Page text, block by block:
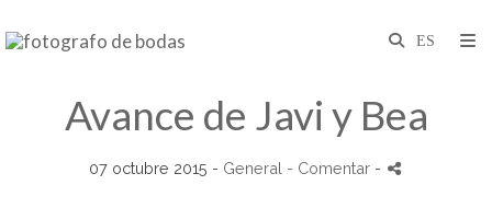
Avance de Javi y Bea
07 octubre 2015 - General - Comentar -